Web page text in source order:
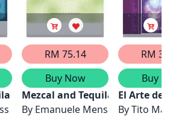
RM 75.14
Buy Now
Mezcal and Tequila Cocktails
By Emanuele Mensah
RM
Buy
El Arte de
ByTito